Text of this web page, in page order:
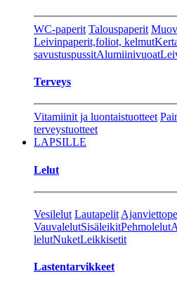
WC-paperit Talouspaperit
Leivinpaperit,foliot, kelmut
savustuspussitAlumiinivuoat
Terveys
Vitamiinit ja luontaistuotteet
terveystuotteet
LAPSILLE
Lelut
Vesilelut Lautapelit
VauvalelutSisäleikitPehmolelut
lelutNuketLeikkisetit
Lastentarvikkeet